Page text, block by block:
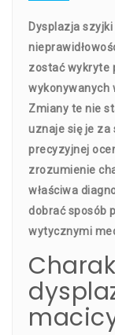
Dysplazja
zostać wykryte
wykonywanych
Zmiany te nie
uznaje się je za
precyzyjnej
zrozumienie
właściwa
dobrać sposób
wytycznymi